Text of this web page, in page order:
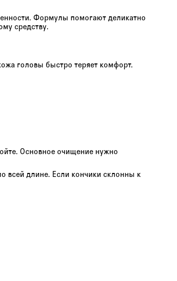
Формулы помогают деликатно
средству.
головы быстро теряет комфорт.
Основное очищение нужно
всей длине. Если кончики склонны к